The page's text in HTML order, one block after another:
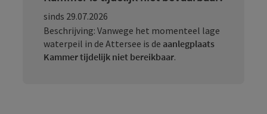
sinds 29.07.2026
Beschrijving: Vanwege het momenteel lage
waterpeil in de Attersee is de aanlegplaats
Kammer tijdelijk niet bereikbaar.